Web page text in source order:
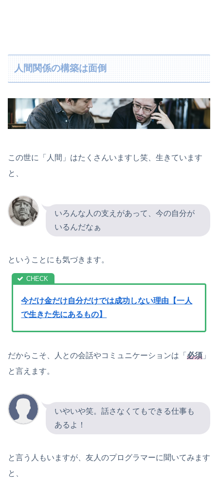
人間関係の構築は面倒
この世に「人間」はたくさんいますし笑、生きています
と、
いろんな人の支えがあって、今の自分が
いるんだなぁ
ということにも気づきます。
今だけ金だけ自分だけでは成功しない理由【一人
で生きた先にあるもの】
だからこそ、人との会話やコミュニケーションは「 必須 」
と言えます。
いやいや笑。話さなくてもできる仕事も
あるよ！
と言う人もいますが、友人のプログラマーに聞いてみます
と、